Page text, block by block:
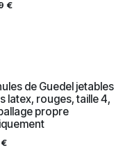
€
de Guedel jetables
latex, rouges, taille 4,
propre
€